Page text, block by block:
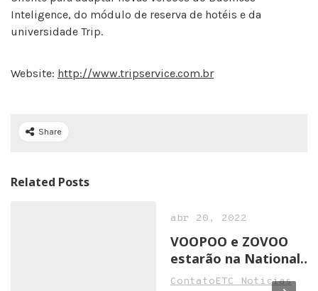
Inteligence, do módulo de reserva de hotéis e da
universidade Trip.
Website: http://www.tripservice.com.br
Share
Related Posts
abr 20, 2022
VOOPOO e ZOVOO
estarão na National
Convenience Show
ContatoETC Noticias